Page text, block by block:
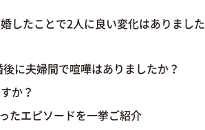
したことで2人に良い変化はありました
に夫婦間で喧嘩はありましたか？
か？
たエピソードを一挙ご紹介